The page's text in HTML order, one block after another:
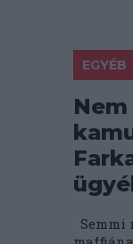
EGYÉB
Semmi